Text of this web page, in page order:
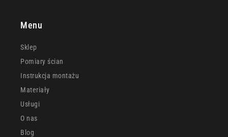
Menu
Sklep
Pomiary ścian
Instrukcja montażu
Materiały
Usługi
O nas
Blog